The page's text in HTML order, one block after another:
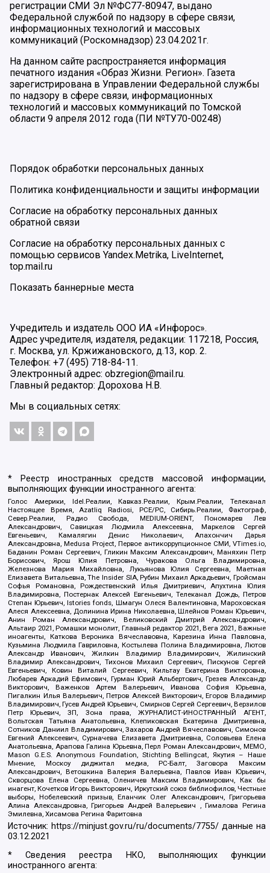
регистрации СМИ Эл №ФС77-80947, выдано
Федеральной службой по надзору в сфере связи,
информационных технологий и массовых
коммуникаций (Роскомнадзор) 23.04.2021г.
На данном сайте распространяется информация
печатного издания «Образ Жизни. Регион». Газета
зарегистрирована в Управлении Федеральной службы
по надзору в сфере связи, информационных
технологий и массовых коммуникаций по Томской
области 9 апреля 2012 года (ПИ №ТУ70-00248)
Порядок обработки персональных данных
Политика конфиденциальности и защиты информации
Согласие на обработку персональных данных
обратной связи
Согласие на обработку персональных данных с
помощью сервисов Yandex.Metrika, LiveInternet,
top.mail.ru
Показать баннерные места
Учредитель и издатель ООО ИА «Инфорос».
Адрес учредителя, издателя, редакции: 117218, Россия,
г. Москва, ул. Кржижановского, д.13, кор. 2.
Телефон: +7 (495) 718-84-11.
Электронный адрес: obzregion@mail.ru.
Главный редактор: Дорохова Н.В.
Мы в социальных сетях:
* Реестр иностранных средств массовой информации,
выполняющих функции иностранного агента:
Голос Америки, Idel.Реалии, Кавказ.Реалии, Крым.Реалии, Телеканал
Настоящее Время, Azatliq Radiosi, PCE/PC, Сибирь.Реалии, Фактограф,
Север.Реалии, Радио Свобода, MEDIUM-ORIENT, Пономарев Лев
Александрович, Савицкая Людмила Алексеевна, Маркелов Сергей
Евгеньевич, Камалягин Денис Николаевич, Апахончич Дарья
Александровна, Medusa Project, Первое антикоррупционное СМИ, VTimes.io,
Баданин Роман Сергеевич, Гликин Максим Александрович, Маняхин Петр
Борисович, Ярош Юлия Петровна, Чуракова Ольга Владимировна,
Железнова Мария Михайловна, Лукьянова Юлия Сергеевна, Маетная
Елизавета Витальевна, The Insider SIA, Рубин Михаил Аркадьевич, Гройсман
Софья Романовна, Рождественский Илья Дмитриевич, Апухтина Юлия
Владимировна, Постернак Алексей Евгеньевич, Телеканал Дождь, Петров
Степан Юрьевич, Istories fonds, Шмагун Олеся Валентиновна, Мароховская
Алеся Алексеевна, Долинина Ирина Николаевна, Шлейнов Роман Юрьевич,
Анин Роман Александрович, Великовский Дмитрий Александрович,
Альтаир 2021, Ромашки монолит, Главный редактор 2021, Вега 2021, Важные
иноагенты, Каткова Вероника Вячеславовна, Карезина Инна Павловна,
Кузьмина Людмила Гавриловна, Костылева Полина Владимировна, Лютов
Александр Иванович, Жилкин Владимир Владимирович, Жилинский
Владимир Александрович, Тихонов Михаил Сергеевич, Пискунов Сергей
Евгеньевич, Ковин Виталий Сергеевич, Кильтау Екатерина Викторовна,
Любарев Аркадий Ефимович, Гурман Юрий Альбертович, Грезев Александр
Викторович, Важенков Артем Валерьевич, Иванова София Юрьевна,
Пигалкин Илья Валерьевич, Петров Алексей Викторович, Егоров Владимир
Владимирович, Гусев Андрей Юрьевич, Смирнов Сергей Сергеевич, Верзилов
Петр Юрьевич, ЗП, Зона права, ЖУРНАЛИСТ-ИНОСТРАННЫЙ АГЕНТ,
Вольтская Татьяна Анатольевна, Клепиковская Екатерина Дмитриевна,
Сотников Даниил Владимирович, Захаров Андрей Вячеславович, Симонов
Евгений Алексеевич, Сурначева Елизавета Дмитриевна, Соловьева Елена
Анатольевна, Арапова Галина Юрьевна, Перл Роман Александрович, МЕМО,
Mason G.E.S. Anonymous Foundation, Stichting Bellingcat, Якутия – Наше
Мнение, Москоу диджитал медиа, РС-Балт, Заговора Максим
Александрович, Ветошкина Валерия Валерьевна, Павлов Иван Юрьевич,
Скворцова Елена Сергеевна, Оленичев Максим Владимирович, Как бы
инагент, Кочетков Игорь Викторович, Иркутский союз библиофилов, Честные
выборы, Нобелевский призыв, Еланчик Олег Александрович, Григорьева
Алина Александровна, Григорьев Андрей Валерьевич , Гималова Регина
Эмилевна, Хисамова Регина Фаритовна
Источник: https://minjust.gov.ru/ru/documents/7755/ данные на
03.12.2021
* Сведения реестра НКО, выполняющих функции
иностранного агента: